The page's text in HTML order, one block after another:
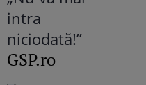
GSP.ro